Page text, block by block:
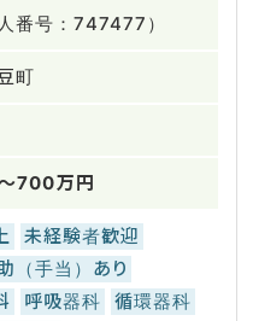
番号：747477）
町
700万円
未経験者歓迎
（手当）あり
呼吸器科
循環器科